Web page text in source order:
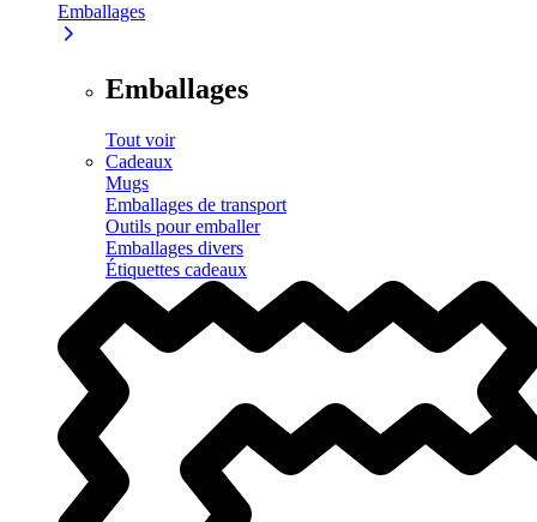
Emballages
Emballages
Tout voir
Cadeaux
Mugs
Emballages de transport
Outils pour emballer
Emballages divers
Étiquettes cadeaux